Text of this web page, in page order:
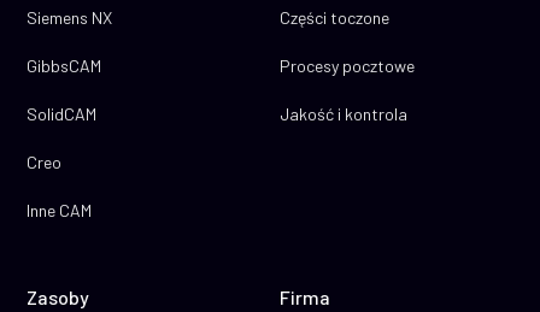
Siemens NX
GibbsCAM
SolidCAM
Creo
Inne CAM
Części toczone
Procesy pocztowe
Jakość i kontrola
Zasoby Firma